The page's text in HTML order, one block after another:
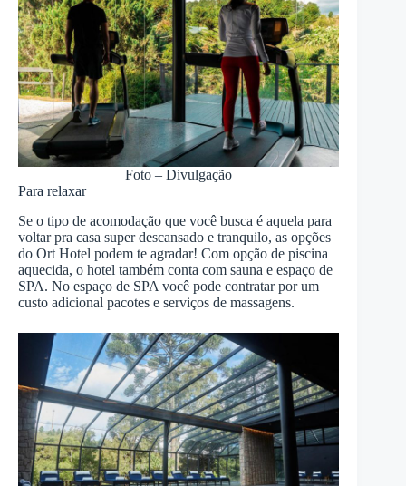
Foto – Divulgação
Para relaxar
Se o tipo de acomodação que você busca é aquela para
voltar pra casa super descansado e tranquilo, as opções
do Ort Hotel podem te agradar! Com opção de piscina
aquecida, o hotel também conta com sauna e espaço de
SPA. No espaço de SPA você pode contratar por um
custo adicional pacotes e serviços de massagens.